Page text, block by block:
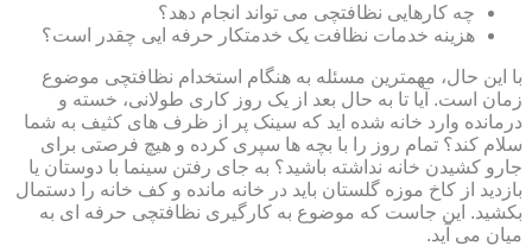
چه کارهایی نظافتچی می تواند انجام دهد؟
هزینه خدمات نظافت یک خدمتکار حرفه ایی چقدر است؟
با این حال، مهمترین مسئله به هنگام استخدام نظافتچی موضوع
زمان است. آیا تا به حال بعد از یک روز کاری طولانی، خسته و
درمانده وارد خانه شده اید که سینک پر از ظرف های کثیف به شما
سلام کند؟ تمام روز را با بچه ها سپری کرده و هیچ فرصتی برای
جارو کشیدن خانه نداشته باشید؟ به جای رفتن سینما با دوستان یا
بازدید از کاخ موزه گلستان باید در خانه مانده و کف خانه را دستمال
بکشید. این جاست که موضوع به کارگیری نظافتچی حرفه ای به
میان می آید.